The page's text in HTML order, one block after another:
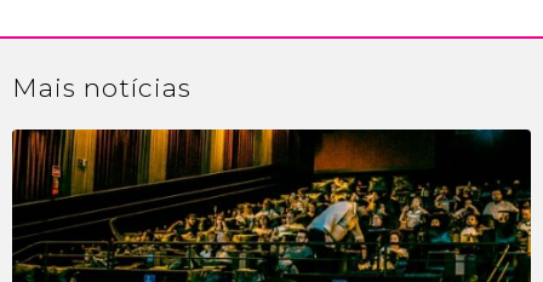
Mais notícias